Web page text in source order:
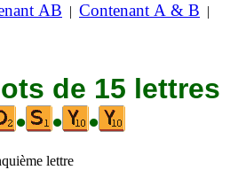
AB | Contenant A & B |
de 15 lettres
• • •
lettre